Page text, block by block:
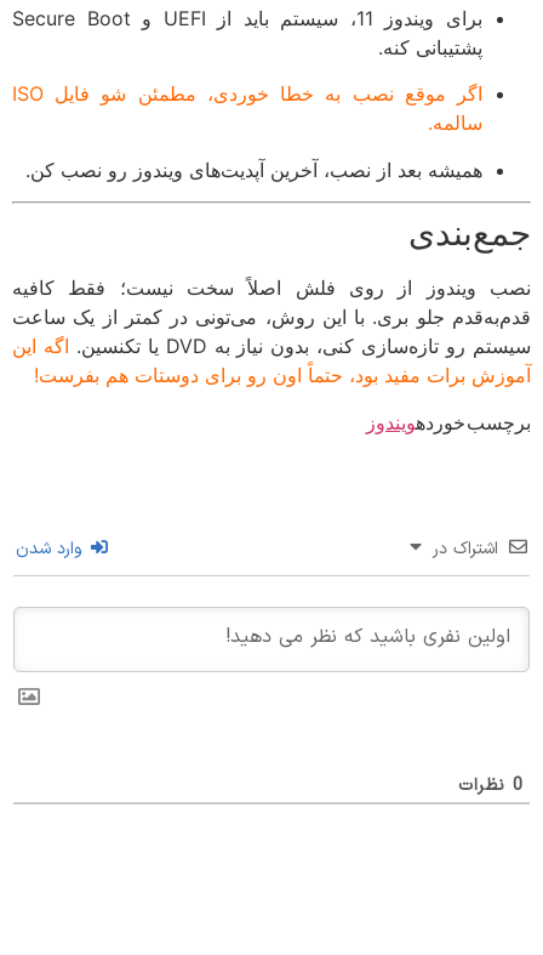
برای ویندوز 11، سیستم باید از UEFI و Secure Boot
پشتیبانی کنه.
اگر موقع نصب به خطا خوردی، مطمئن شو فایل ISO
سالمه.
همیشه بعد از نصب، آخرین آپدیت‌های ویندوز رو نصب کن.
جمع‌بندی
نصب ویندوز از روی فلش اصلاً سخت نیست؛ فقط کافیه
قدم‌به‌قدم جلو بری. با این روش، می‌تونی در کمتر از یک ساعت
سیستم رو تازه‌سازی کنی، بدون نیاز به DVD یا تکنسین.
اگه این
آموزش برات مفید بود، حتماً اون رو برای دوستات هم بفرست!
برچسب خوردهویندوز
اشتراک در وارد شدن
0 نظرات